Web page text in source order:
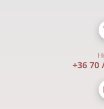
+36 70